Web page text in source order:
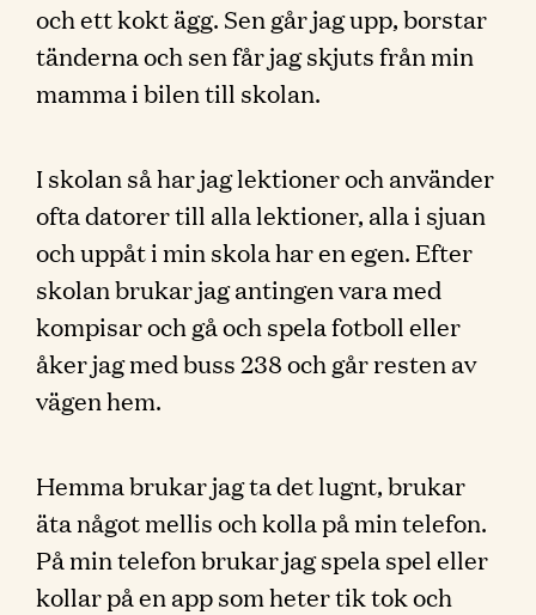
och ett kokt ägg. Sen går jag upp, borstar
tänderna och sen får jag skjuts från min
mamma i bilen till skolan.
I skolan så har jag lektioner och använder
ofta datorer till alla lektioner, alla i sjuan
och uppåt i min skola har en egen. Efter
skolan brukar jag antingen vara med
kompisar och gå och spela fotboll eller
åker jag med buss 238 och går resten av
vägen hem.
Hemma brukar jag ta det lugnt, brukar
äta något mellis och kolla på min telefon.
På min telefon brukar jag spela spel eller
kollar på en app som heter tik tok och